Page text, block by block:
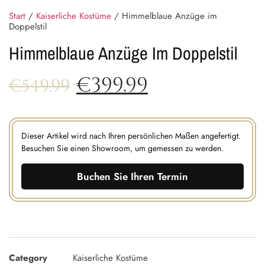
Start / Kaiserliche Kostüme / Himmelblaue Anzüge im
Doppelstil
Himmelblaue Anzüge Im Doppelstil
€549.99 €399.99
Dieser Artikel wird nach Ihren persönlichen Maßen angefertigt.
Besuchen Sie einen Showroom, um gemessen zu werden.
Buchen Sie Ihren Termin
Category Kaiserliche Kostüme